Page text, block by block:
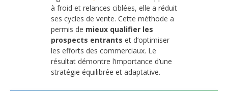
à froid et relances ciblées, elle a réduit
ses cycles de vente. Cette méthode a
permis de mieux qualifier les
prospects entrants et d’optimiser
les efforts des commerciaux. Le
résultat démontre l’importance d’une
stratégie équilibrée et adaptative.